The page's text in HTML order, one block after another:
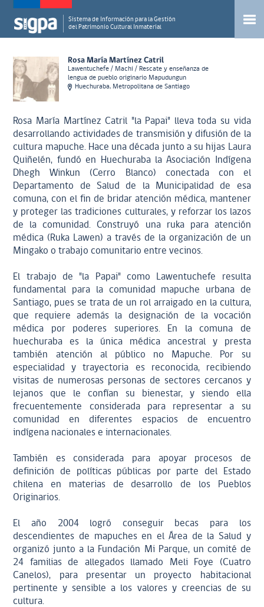
Sistema de Información para la Gestión
del Patrimonio Cultural Inmaterial
Rosa María Martínez Catril
Lawentuchefe / Machi / Rescate y enseñanza de
lengua de pueblo originario Mapudungun
Huechuraba, Metropolitana de Santiago
Rosa María Martínez Catril "la Papai" lleva toda su vida
desarrollando actividades de transmisión y difusión de la
cultura mapuche. Hace una década junto a su hijas Laura
Quiñelén, fundó en Huechuraba la Asociación Indígena
Dhegh Winkun (Cerro Blanco) conectada con el
Departamento de Salud de la Municipalidad de esa
comuna, con el fin de bridar atención médica, mantener
y proteger las tradiciones culturales, y reforzar los lazos
de la comunidad. Construyó una ruka para atención
médica (Ruka Lawen) a través de la organización de un
Mingako o trabajo comunitario entre vecinos.
El trabajo de "la Papai" como Lawentuchefe resulta
fundamental para la comunidad mapuche urbana de
Santiago, pues se trata de un rol arraigado en la cultura,
que requiere además la designación de la vocación
médica por poderes superiores. En la comuna de
huechuraba es la única médica ancestral y presta
también atención al público no Mapuche. Por su
especialidad y trayectoria es reconocida, recibiendo
visitas de numerosas personas de sectores cercanos y
lejanos que le confían su bienestar, y siendo ella
frecuentemente considerada para representar a su
comunidad en diferentes espacios de encuentro
indígena nacionales e internacionales.
También es considerada para apoyar procesos de
definición de políticas públicas por parte del Estado
chilena en materias de desarrollo de los Pueblos
Originarios.
El año 2004 logró conseguir becas para los
descendientes de mapuches en el Área de la Salud y
organizó junto a la Fundación Mi Parque, un comité de
24 familias de allegados llamado Meli Foye (Cuatro
Canelos), para presentar un proyecto habitacional
pertinente y sensible a los valores y creencias de su
cultura.